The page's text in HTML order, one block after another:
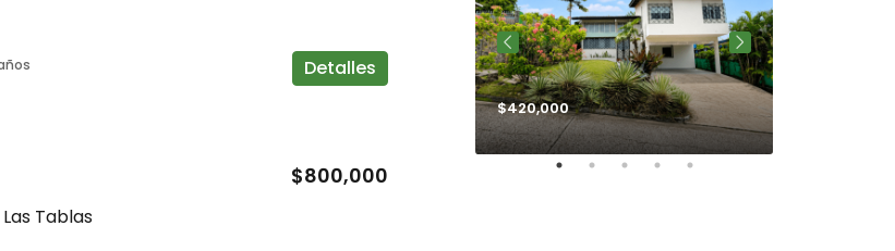
Detalles
Tablas
$800,000
$420,000